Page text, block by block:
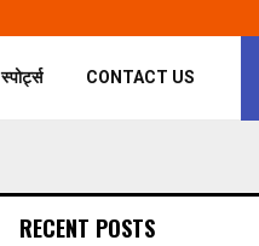
स्पोर्ट्स CONTACT US
RECENT POSTS